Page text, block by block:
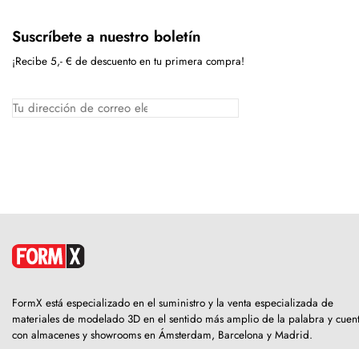
Suscríbete a nuestro boletín
¡Recibe 5,- € de descuento en tu primera compra!
FormX está especializado en el suministro y la venta especializada de
materiales de modelado 3D en el sentido más amplio de la palabra y
con almacenes y showrooms en Ámsterdam, Barcelona y Madrid.